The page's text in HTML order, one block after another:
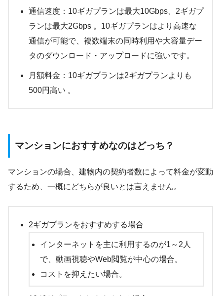
通信速度：10ギガプランは最大10Gbps、2ギガプ
ランは最大2Gbps 。10ギガプランはより高速な
通信が可能で、複数端末の同時利用や大容量デー
タのダウンロード・アップロードに強いです。
月額料金：10ギガプランは2ギガプランよりも
500円高い 。
マンションにおすすめなのはどっち？
マンションの場合、建物内の契約者数によって料金が変動
するため、一概にどちらが良いとは言えません。
2ギガプランをおすすめする場合
インターネットを主に利用するのが1～2人
で、動画視聴やWeb閲覧が中心の場合。
コストを抑えたい場合。